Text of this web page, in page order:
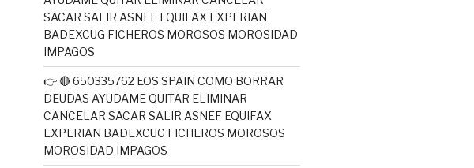
SACAR SALIR ASNEF EQUIFAX EXPERIAN
BADEXCUG FICHEROS MOROSOS MOROSIDAD
IMPAGOS
👉 🔴 650335762 EOS SPAIN COMO BORRAR
DEUDAS AYUDAME QUITAR ELIMINAR
CANCELAR SACAR SALIR ASNEF EQUIFAX
EXPERIAN BADEXCUG FICHEROS MOROSOS
MOROSIDAD IMPAGOS